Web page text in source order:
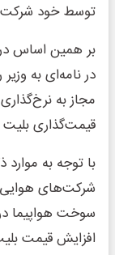
توسط خود
در نامه‌ای به
مجاز به
قیمت‌گذاری
با توجه به
شرکت‌های هوایی
سوخت هواپیما در
افزایش قیمت